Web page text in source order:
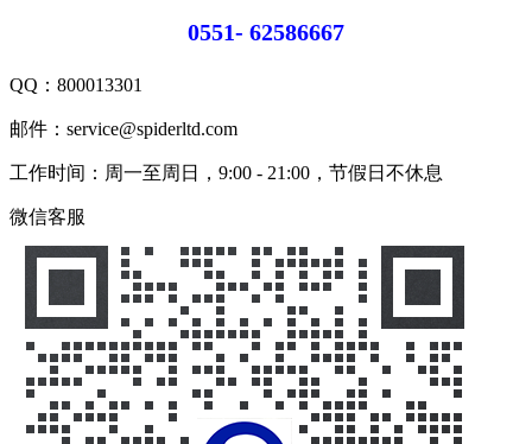
0551- 62586667
QQ： 800013301
邮件：service@spiderltd.com
工作时间：周一至周日，9:00 - 21:00，节假日不休息
微信客服